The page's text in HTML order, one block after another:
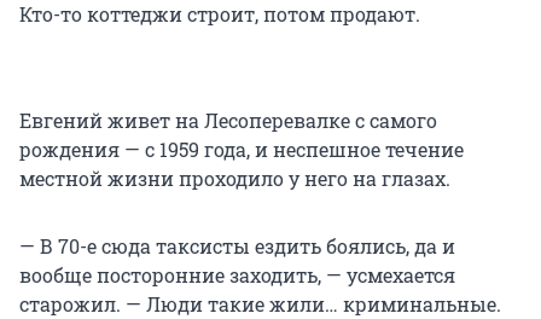
Кто-то коттеджи строит, потом продают.
Евгений живет на Лесоперевалке с самого
рождения — с 1959 года, и неспешное течение
местной жизни проходило у него на глазах.
— В 70-е сюда таксисты ездить боялись, да и
вообще посторонние заходить, — усмехается
старожил. — Люди такие жили… криминальные.